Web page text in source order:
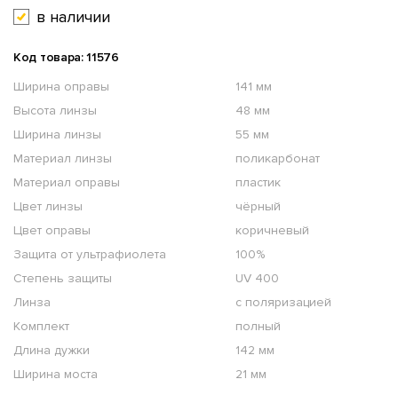
в наличии
Код товара: 11576
Ширина оправы
141 мм
Высота линзы
48 мм
Ширина линзы
55 мм
Материал линзы
поликарбонат
Материал оправы
пластик
Цвет линзы
чёрный
Цвет оправы
коричневый
Защита от ультрафиолета
100%
Степень защиты
UV 400
Линза
с поляризацией
Комплект
полный
Длина дужки
142 мм
Ширина моста
21 мм